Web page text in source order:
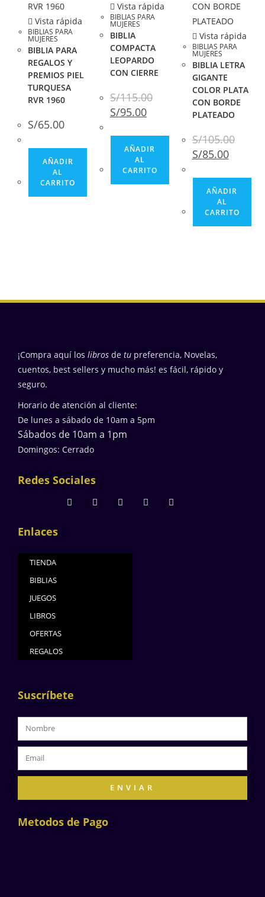
Vista rápida
BIBLIAS PARA
MUJERES
BIBLIA PARA
REGALOS Y
PREMIOS PIEL
TURQUESA
RVR 1960
S/65.00
AÑADIR
AL
CARRITO
Vista rápida
BIBLIAS PARA
MUJERES
BIBLIA
COMPACTA
LEOPARDO
CON CIERRE
S/115.00
S/95.00
AÑADIR
AL
CARRITO
Vista rápida
BIBLIAS PARA
MUJERES
BIBLIA LETRA
GIGANTE
COLOR PLATA
CON BORDE
PLATEADO
S/105.00
S/85.00
AÑADIR
AL
CARRITO
¡Compra aquí los libros de tu preferencia, Novelas,
cuentos, best sellers y mucho más! es fácil, rápido y
seguro.
Horario de atención al cliente:
De lunes a sábado de 10am a 5pm
Sábados de 10am a 1pm
Domingos: Cerrado
Redes Sociales
Enlaces
TIENDA
BIBLIAS
JUEGOS
LIBROS
OFERTAS
REGALOS
Suscríbete
ENVIAR
Metodos de Pago